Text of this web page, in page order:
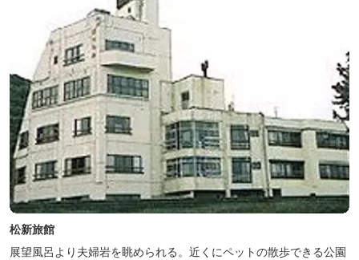
松新旅館
展望風呂より夫婦岩を眺められる。近くにペットの散歩できる公園